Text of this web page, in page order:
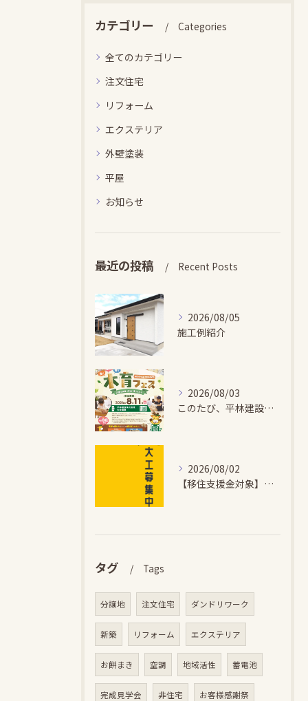
カテゴリー Categories
全てのカテゴリー
注文住宅
リフォーム
エクステリア
外壁塗装
平屋
お知らせ
最近の投稿 Recent Posts
2026/08/05
施工例紹介
2026/08/03
このたび、平林建設では、お子さまが木とふれあい・木について学...
2026/08/02
【移住支援金対象】【未経験歓迎】大多喜町で「見えないところも...
タグ Tags
分譲地 注文住宅 ダンドリワーク
新築 リフォーム エクステリア
お餅まき 空調 地域活性 蓄電池
完成見学会 非住宅 お客様感謝祭